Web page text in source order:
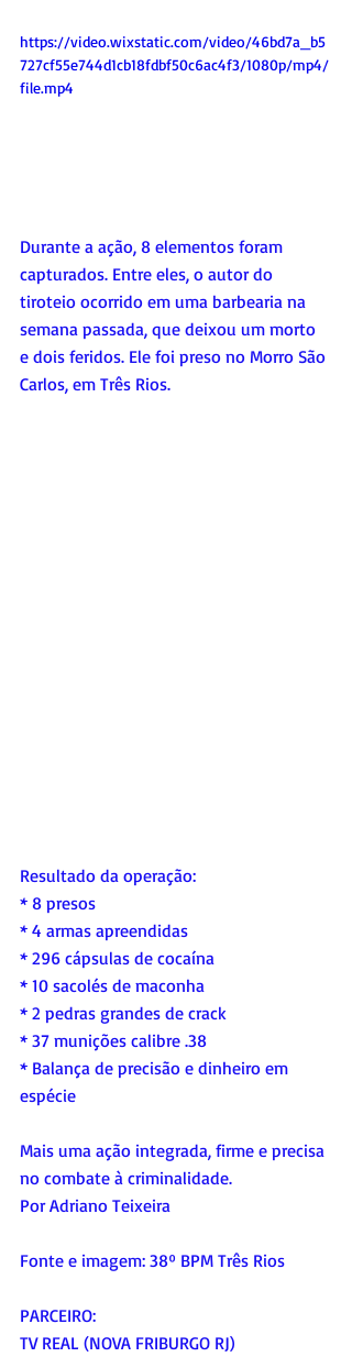
https://video.wixstatic.com/video/46bd7a_b5
727cf55e744d1cb18fdbf50c6ac4f3/1080p/mp4/
file.mp4
Durante a ação, 8 elementos foram
capturados. Entre eles, o autor do
tiroteio ocorrido em uma barbearia na
semana passada, que deixou um morto
e dois feridos. Ele foi preso no Morro São
Carlos, em Três Rios.
Resultado da operação:
* 8 presos
* 4 armas apreendidas
* 296 cápsulas de cocaína
* 10 sacolés de maconha
* 2 pedras grandes de crack
* 37 munições calibre .38
* Balança de precisão e dinheiro em
espécie
Mais uma ação integrada, firme e precisa
no combate à criminalidade.
Por Adriano Teixeira
Fonte e imagem: 38º BPM Três Rios
PARCEIRO:
TV REAL (NOVA FRIBURGO RJ)